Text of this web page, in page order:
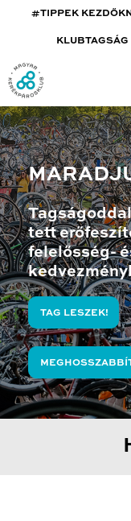
#TIPPEK
KLUBTAGSÁG
tett
felelősség-
TAG LESZEK!